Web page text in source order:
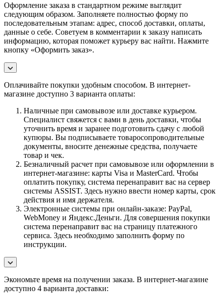
Оформление заказа в стандартном режиме выглядит
следующим образом. Заполняете полностью форму по
последовательным этапам: адрес, способ доставки, оплаты,
данные о себе. Советуем в комментарии к заказу написать
информацию, которая поможет курьеру вас найти. Нажмите
кнопку «Оформить заказ».
Оплачивайте покупки удобным способом. В интернет-
магазине доступно 3 варианта оплаты:
Наличные при самовывозе или доставке курьером.
Специалист свяжется с вами в день доставки, чтобы
уточнить время и заранее подготовить сдачу с любой
купюры. Вы подписываете товаросопроводительные
документы, вносите денежные средства, получаете
товар и чек.
Безналичный расчет при самовывозе или оформлении в
интернет-магазине: карты Visa и MasterCard. Чтобы
оплатить покупку, система перенаправит вас на сервер
системы ASSIST. Здесь нужно ввести номер карты, срок
действия и имя держателя.
Электронные системы при онлайн-заказе: PayPal,
WebMoney и Яндекс.Деньги. Для совершения покупки
система перенаправит вас на страницу платежного
сервиса. Здесь необходимо заполнить форму по
инструкции.
Экономьте время на получении заказа. В интернет-магазине
доступно 4 варианта доставки: